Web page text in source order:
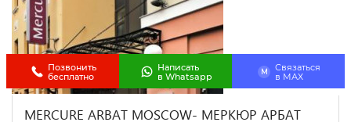
MERCURE ARBAT MOSCOW- МЕРКЮР АРБАТ
Позвонить
бесплатно
Написать
в Whatsapp
M
Связаться
в МАХ